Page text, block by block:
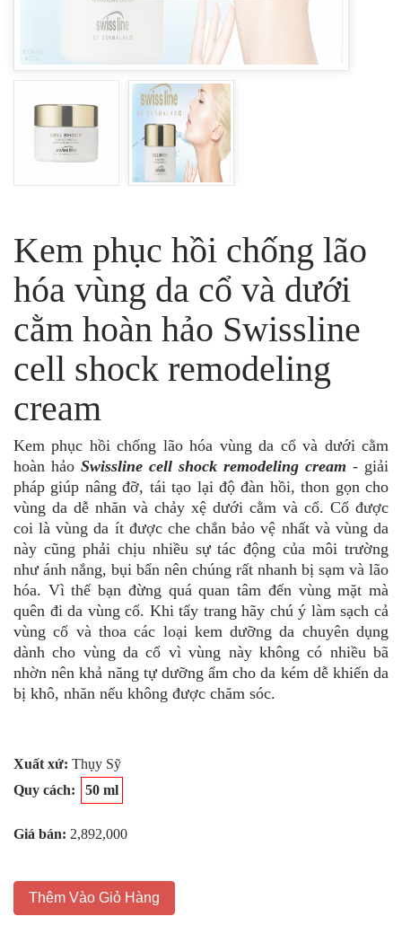
Kem phục hồi chống lão
hóa vùng da cổ và dưới
cằm hoàn hảo Swissline
cell shock remodeling
cream
Kem phục hồi chống lão hóa vùng da cổ và dưới cằm
hoàn hảo Swissline cell shock remodeling cream - giải
pháp giúp nâng đỡ, tái tạo lại độ đàn hồi, thon gọn cho
vùng da dễ nhăn và chảy xệ dưới cằm và cổ. Cổ được
coi là vùng da ít được che chắn bảo vệ nhất và vùng da
này cũng phải chịu nhiều sự tác động của môi trường
như ánh nắng, bụi bẩn nên chúng rất nhanh bị sạm và lão
hóa. Vì thế bạn đừng quá quan tâm đến vùng mặt mà
quên đi da vùng cổ. Khi tẩy trang hãy chú ý làm sạch cả
vùng cổ và thoa các loại kem dưỡng da chuyên dụng
dành cho vùng da cổ vì vùng này không có nhiều bã
nhờn nên khả năng tự dưỡng ẩm cho da kém dễ khiến da
bị khô, nhăn nếu không được chăm sóc.
Xuất xứ: Thụy Sỹ
Quy cách:
50 ml
Giá bán: 2,892,000
Thêm Vào Giỏ Hàng